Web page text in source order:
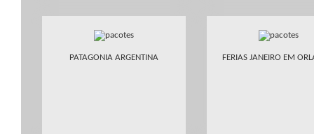
PATAGONIA ARGENTINA FERIAS JANEIRO EM